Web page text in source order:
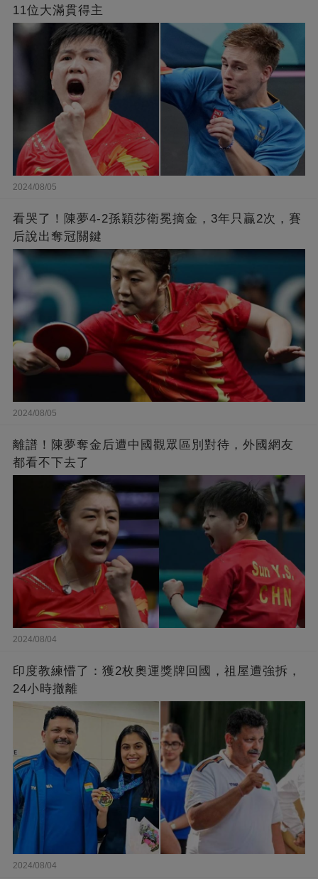
11位大滿貫得主
2024/08/05
看哭了！陳夢4-2孫穎莎衛冕摘金，3年只贏2次，賽
后說出奪冠關鍵
2024/08/05
離譜！陳夢奪金后遭中國觀眾區別對待，外國網友
都看不下去了
2024/08/04
印度教練懵了：獲2枚奧運獎牌回國，祖屋遭強拆，
24小時撤離
2024/08/04